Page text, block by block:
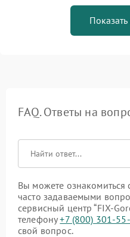
FAQ. Ответы на
Вы можете
часто задаваемыми
сервисный центр “FIX-
телефону+7 (800) 301-
свой вопрос.